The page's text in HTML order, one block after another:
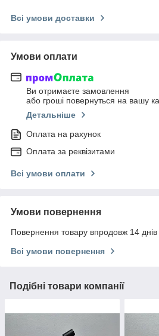
Всі умови доставки
Умови оплати
Ви отримаєте замовлення
або гроші повернуться на вашу
Детальніше
Оплата на рахунок
Оплата за реквізитами
Всі умови оплати
Умови повернення
Повернення товару впродовж 14
Всі умови повернення
Подібні товари компанії